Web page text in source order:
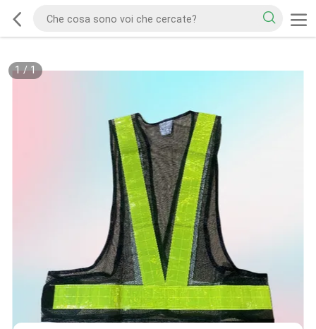
1/1